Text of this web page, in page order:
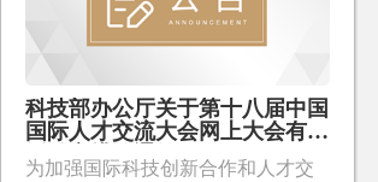
科技部办公厅关于第十八届中国
国际人才交流大会网上大会有关
活动安排的通知
为加强国际科技创新合作和人才交